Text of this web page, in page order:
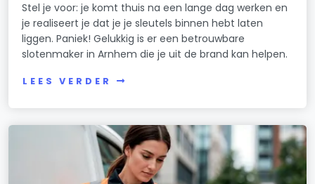
Stel je voor: je komt thuis na een lange dag werken en
je realiseert je dat je je sleutels binnen hebt laten
liggen. Paniek! Gelukkig is er een betrouwbare
slotenmaker in Arnhem die je uit de brand kan helpen.
LEES VERDER